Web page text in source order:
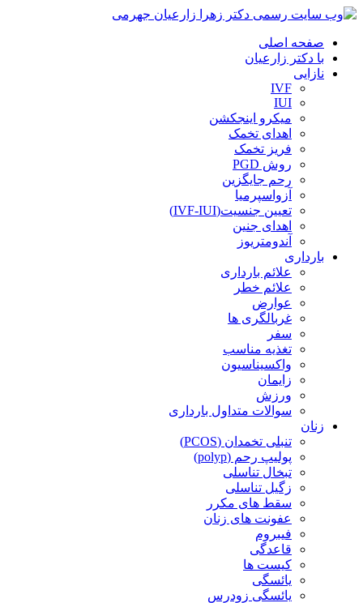
صفحه اصلی
با دکتر زارعیان
نازایی
IVF
IUI
میکرو اینجکشن
اهدای تخمک
فریز تخمک
روش PGD
رحم جایگزین
آزواسپرمیا
تعیین جنسیت(IVF-IUI)
اهدای جنین
آندومتریوز
بارداری
علائم بارداری
علائم خطر
عوارض
غربالگری ها
سفر
تغذیه مناسب
واکسیناسیون
زایمان
ورزش
سوالات متداول بارداری
زنان
تنبلی تخمدان (PCOS)
پولیپ رحم (polyp)
تبخال تناسلی
زگیل تناسلی
سقط های مکرر
عفونت های زنان
فیبروم
قاعدگی
کیست ها
یائسگی
یائسگی زودرس